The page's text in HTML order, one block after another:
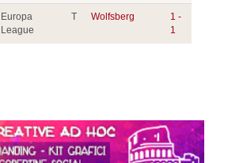
Europa
League
T Wolfsberg
1 -
1